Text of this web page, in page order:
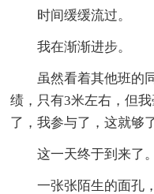
时间缓缓流过。
我在渐渐进步。
虽然看着其他班的同
绩，只有3米左右，但
了，我参与了，这就够
这一天终于到来了。
一张张陌生的面孔，